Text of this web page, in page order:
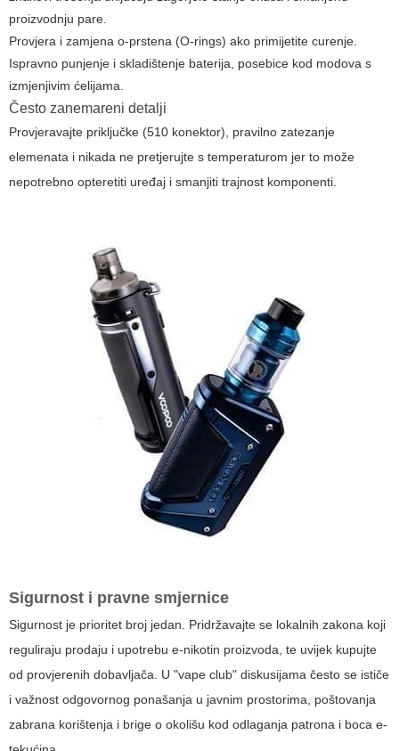
proizvodnju pare.
Provjera i zamjena o-prstena (O-rings) ako primijetite curenje.
Ispravno punjenje i skladištenje baterija, posebice kod modova s
izmjenjivim ćelijama.
Često zanemareni detalji
Provjeravajte priključke (510 konektor), pravilno zatezanje
elemenata i nikada ne pretjerujte s temperaturom jer to može
nepotrebno opteretiti uređaj i smanjiti trajnost komponenti.
Sigurnost i pravne smjernice
Sigurnost je prioritet broj jedan. Pridržavajte se lokalnih zakona koji
reguliraju prodaju i upotrebu e-nikotin proizvoda, te uvijek kupujte
od provjerenih dobavljača. U "vape club" diskusijama često se ističe
i važnost odgovornog ponašanja u javnim prostorima, poštovanja
zabrana korištenja i brige o okolišu kod odlaganja patrona i boca e-